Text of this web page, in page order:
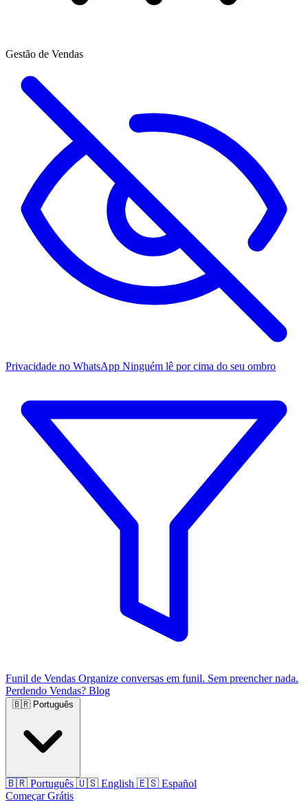
Gestão de Vendas
Privacidade no WhatsApp Ninguém lê por cima do seu ombro
Funil de Vendas Organize conversas em funil. Sem preencher nada.
Perdendo Vendas? Blog
🇧🇷 Português
🇧🇷 Português 🇺🇸 English 🇪🇸 Español
Começar Grátis